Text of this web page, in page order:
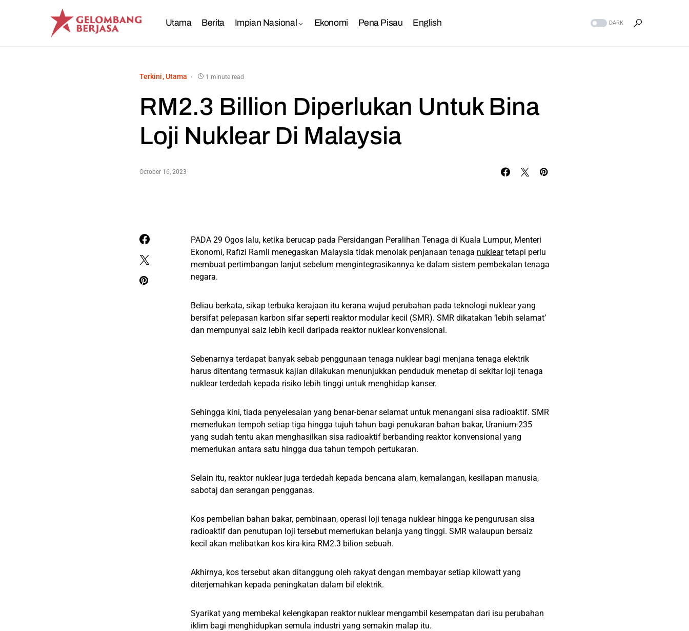
Utama Berita Impian Nasional Ekonomi Pena Pisau English DARK
Terkini Utama 1 minute read
RM2.3 Billion Diperlukan Untuk Bina
Loji Nuklear Di Malaysia
October 16, 2023
PADA 29 Ogos lalu, ketika berucap pada Persidangan Peralihan Tenaga di Kuala Lumpur, Menteri
Ekonomi, Rafizi Ramli menegaskan Malaysia tidak menolak penjanaan tenaga nukleartetapi perlu
membuat pertimbangan lanjut sebelum mengintegrasikannya ke dalam sistem pembekalan tenaga
negara.
Beliau berkata, sikap terbuka kerajaan itu kerana wujud perubahan pada teknologi nuklear yang
bersifat pelepasan karbon sifar seperti reaktor modular kecil (SMR). SMR dikatakan ‘lebih selamat’
dan mempunyai saiz lebih kecil daripada reaktor nuklear konvensional.
Sebenarnya terdapat banyak sebab penggunaan tenaga nuklear bagi menjana tenaga elektrik
harus ditentang termasuk kajian dilakukan menunjukkan penduduk menetap di sekitar loji tenaga
nuklear terdedah kepada risiko lebih tinggi untuk menghidap kanser.
Sehingga kini, tiada penyelesaian yang benar-benar selamat untuk menangani sisa radioaktif. SMR
memerlukan tempoh setiap tiga hingga tujuh tahun bagi penukaran bahan bakar, Uranium-235
yang sudah tentu akan menghasilkan sisa radioaktif berbanding reaktor konvensional yang
memerlukan antara satu hingga dua tahun tempoh pertukaran.
Selain itu, reaktor nuklear juga terdedah kepada bencana alam, kemalangan, kesilapan manusia,
sabotaj dan serangan pengganas.
Kos pembelian bahan bakar, pembinaan, operasi loji tenaga nuklear hingga ke pengurusan sisa
radioaktif dan penutupan loji tersebut memerlukan belanja yang tinggi. SMR walaupun bersaiz
kecil akan melibatkan kos kira-kira RM2.3 bilion sebuah.
Akhirnya, kos tersebut akan ditanggung oleh rakyat dengan membayar setiap kilowatt yang
diterjemahkan kepada peningkatan dalam bil elektrik.
Syarikat yang membekal kelengkapan reaktor nuklear mengambil kesempatan dari isu perubahan
iklim bagi menghidupkan semula industri yang semakin malap itu.